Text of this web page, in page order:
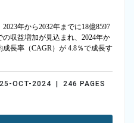
年から2032年までに18億8597
収益増加が見込まれ、2024年か
長率（CAGR）が 4.8％で成長す
OCT-2024 | 246 PAGES